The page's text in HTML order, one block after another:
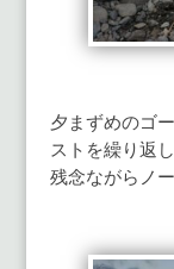
夕まずめのゴ
ストを繰り返
残念ながらノ